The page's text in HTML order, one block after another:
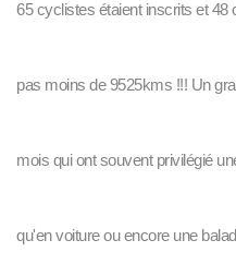
65 cyclistes étaient inscrits et 48
pas moins de 9525kms !!! Un
mois qui ont souvent privilégié
qu'en voiture ou encore une